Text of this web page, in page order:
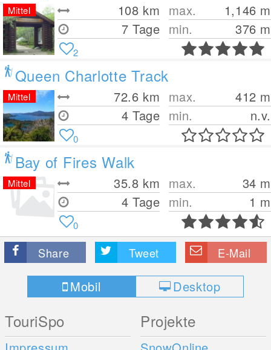
108 km
7 Tage
max. 1,146 m
min.
376 m
Mittel
2
Queen Charlotte Track
72.6 km
4 Tage
max. 412 m
min.
n.v.
Mittel
0
Bay of Fires Walk
35.8 km
4 Tage
max. 34 m
min.
1 m
Mittel
0
Share Tweet E-Mail
Mobil Desktop
TouriSpo Projekte